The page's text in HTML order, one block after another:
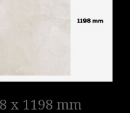
x 1198 mm